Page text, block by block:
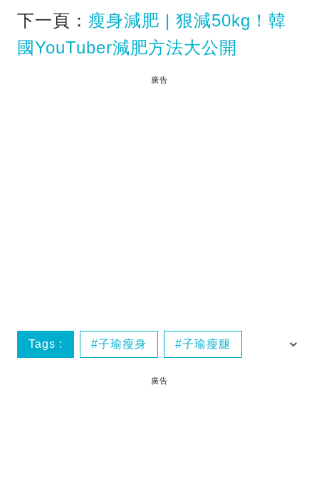
下一頁： 瘦身減肥 | 狠減50kg！韓
國YouTuber減肥方法大公開
廣告
Tags : 子瑜瘦身 子瑜瘦腿
子瑜身材
廣告